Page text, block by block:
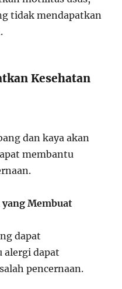
tidak mendapatkan
Kesehatan
dan kaya akan
membantu
Membuat
dapat
alergi dapat
pencernaan.